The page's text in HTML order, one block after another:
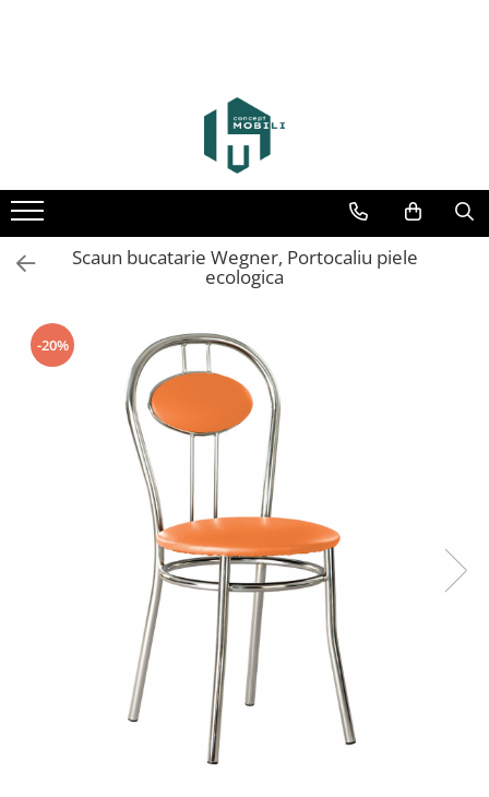
Scaun bucatarie Wegner, Portocaliu piele
ecologica
-20%